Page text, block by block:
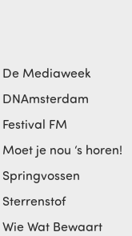
De Mediaweek
DNAmsterdam
Festival FM
Moet je nou ‘s horen!
Springvossen
Sterrenstof
Wie Wat Bewaart